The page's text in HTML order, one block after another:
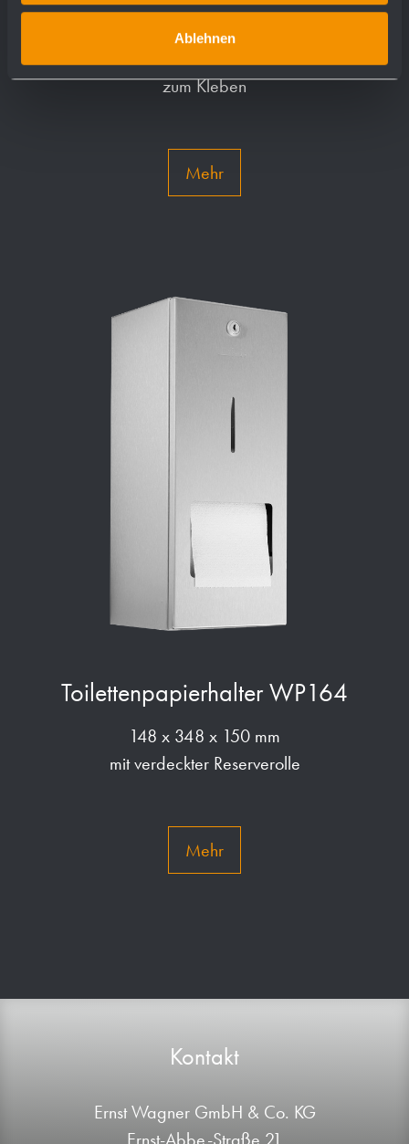
Ablehnen
Piktogramm "Mann" AC400
zum Kleben
Mehr
Toilettenpapierhalter WP164
148 x 348 x 150 mm
mit verdeckter Reserverolle
Mehr
Kontakt
Ernst Wagner GmbH & Co. KG
Ernst-Abbe-Straße 21